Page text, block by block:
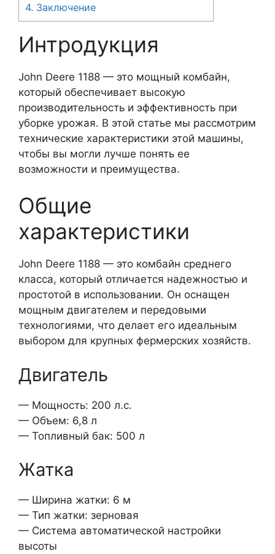
4. Заключение
Интродукция
John Deere 1188 — это мощный комбайн,
который обеспечивает высокую
производительность и эффективность при
уборке урожая. В этой статье мы рассмотрим
технические характеристики этой машины,
чтобы вы могли лучше понять ее
возможности и преимущества.
Общие
характеристики
John Deere 1188 — это комбайн среднего
класса, который отличается надежностью и
простотой в использовании. Он оснащен
мощным двигателем и передовыми
технологиями, что делает его идеальным
выбором для крупных фермерских хозяйств.
Двигатель
— Мощность: 200 л.с.
— Объем: 6,8 л
— Топливный бак: 500 л
Жатка
— Ширина жатки: 6 м
— Тип жатки: зерновая
— Система автоматической настройки
высоты